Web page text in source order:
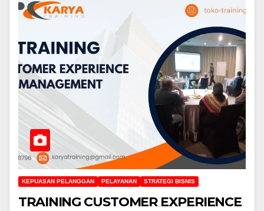
KEPUASAN PELANGGAN PELAYANAN STRATEGI BISNIS
TRAINING CUSTOMER EXPERIENCE